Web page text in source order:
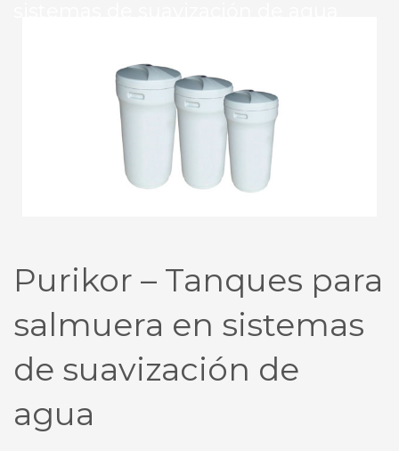
Purikor – Tanques para
salmuera en sistemas
de suavización de
agua